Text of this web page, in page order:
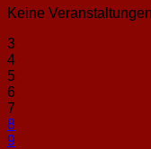
Keine Veranstaltungen
3
4
5
6
7
8
9